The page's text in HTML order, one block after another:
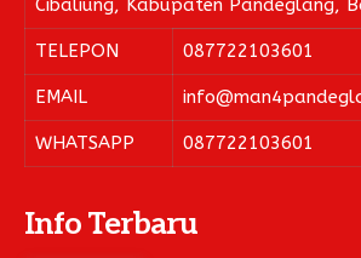
Cibaliung, Kabupaten Pandeglang,
TELEPON 087722103601
EMAIL
WHATSAPP 087722103601
Info Terbaru